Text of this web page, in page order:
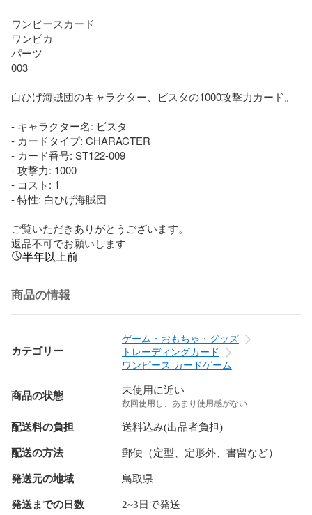
ワンピースカード
ワンピカ
パーツ
003
白ひげ海賊団のキャラクター、ビスタの1000攻撃力カード。
- キャラクター名: ビスタ
- カードタイプ: CHARACTER
- カード番号: ST122-009
- 攻撃力: 1000
- コスト: 1
- 特性: 白ひげ海賊団
ご覧いただきありがとうございます。
返品不可でお願いします
半年以上前
商品の情報
カテゴリー
ゲーム・おもちゃ・グッズ
トレーディングカード
ワンピース カードゲーム
商品の状態 未使用に近い
数回使用し、あまり使用感がない
配送料の負担 送料込み(出品者負担)
配送の方法 郵便（定型、定形外、書留など）
発送元の地域 鳥取県
発送までの日数 2~3日で発送